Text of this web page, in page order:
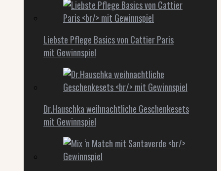
Liebste Pflege Basics von Cattier Paris
mit Gewinnspiel
Dr.Hauschka weihnachtliche Geschenkesets
mit Gewinnspiel